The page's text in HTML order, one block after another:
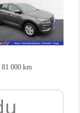
81 000 km